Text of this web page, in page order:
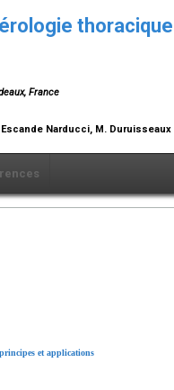
France
Escande Narducci, M. Duruisseaux
et applications